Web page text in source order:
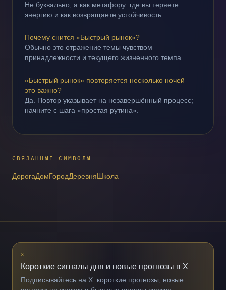
Не буквально, а как метафору: где вы теряете
энергию и как возвращаете устойчивость.
Почему снится «Быстрый рынок»?
Обычно это отражение темы чувством
принадлежности и текущего жизненного темпа.
«Быстрый рынок» повторяется несколько ночей —
это важно?
Да. Повтор указывает на незавершённый процесс;
начните с шага «простая рутина».
СВЯЗАННЫЕ СИМВОЛЫ
ДорогаДомГородДеревняШкола
X
Короткие сигналы дня и новые прогнозы в X
Подписывайтесь на X: короткие прогнозы, новые